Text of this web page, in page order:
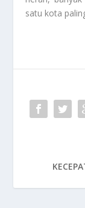
satu kota